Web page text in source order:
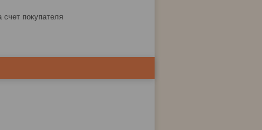
счет покупателя